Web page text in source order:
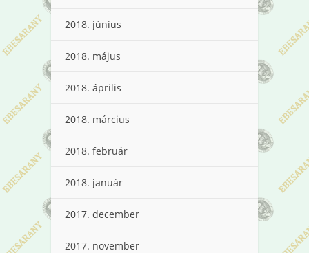
2018. június
2018. május
2018. április
2018. március
2018. február
2018. január
2017. december
2017. november